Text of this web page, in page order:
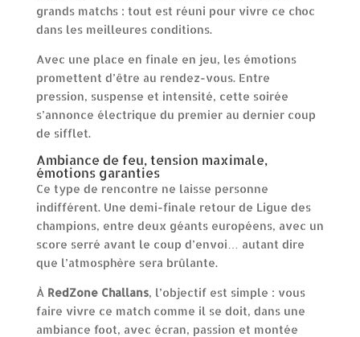
grands matchs : tout est réuni pour vivre ce choc
dans les meilleures conditions.
Avec une place en finale en jeu, les émotions
promettent d’être au rendez-vous. Entre
pression, suspense et intensité, cette soirée
s’annonce électrique du premier au dernier coup
de sifflet.
Ambiance de feu, tension maximale,
émotions garanties
Ce type de rencontre ne laisse personne
indifférent. Une demi-finale retour de Ligue des
champions, entre deux géants européens, avec un
score serré avant le coup d’envoi… autant dire
que l’atmosphère sera brûlante.
À RedZone Challans, l’objectif est simple : vous
faire vivre ce match comme il se doit, dans une
ambiance foot, avec écran, passion et montée